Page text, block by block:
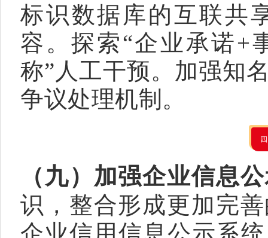
标识数据库的互联共
容。探索“企业承诺+
称”人工干预。加强知
争议处理机制。
（九）加强企业信息
识，整合形成更加完